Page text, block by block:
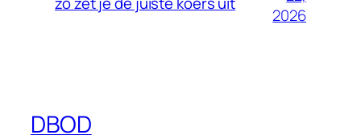
2026
DBOD